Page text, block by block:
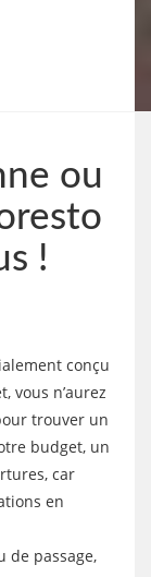
ou
!
conçu
vous n’aurez
trouver un
budget, un
car
en
de passage,